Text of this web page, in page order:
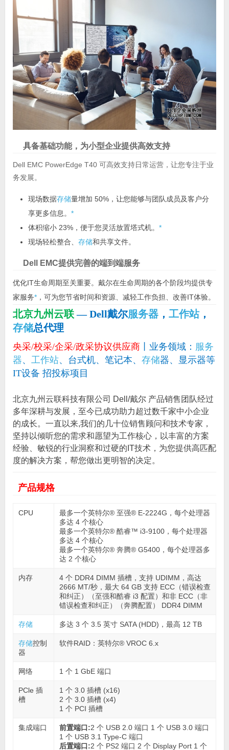
具备基础功能，为小型企业提供高效支持
Dell EMC PowerEdge T40 可高效支持日常运营，让您专注于业
务发展。
现场数据存储量增加 50%，让您能够与团队成员及客户分
享更多信息。 *
体积缩小 23%，便于您灵活放置塔式机。 *
现场轻松整合、 存储和共享文件。
Dell EMC提供完善的端到端服务
优化IT生命周期至关重要。戴尔在生命周期的各个阶段均提供专
家服务*，可为您节省时间和资源、减轻工作负担、改善IT体验。
北京九州云联— Dell戴尔服务器， 工作站，
存储总代理
央采/校采/企采/政采协议供应商丨业务领域： 服务
器、 工作站、台式机、笔记本、 存储器、显示器等
IT设备 招投标项目
北京九州云联科技有限公司 Dell/戴尔 产品销售团队经过
多年深耕与发展，至今已成功助力超过数千家中小企业
的成长。一直以来,我们的几十位销售顾问和技术专家，
坚持以倾听您的需求和愿望为工作核心，以丰富的方案
经验、敏锐的行业洞察和过硬的IT技术，为您提供高匹配
度的解决方案，帮您做出更明智的决定。
产品规格
CPU
最多一个英特尔® 至强® E-2224G，每个处理器
多达 4 个核心
最多一个英特尔® 酷睿™ i3-9100，每个处理器
多达 4 个核心
最多一个英特尔® 奔腾® G5400，每个处理器多
达 2 个核心
内存
4 个 DDR4 DIMM 插槽，支持 UDIMM，高达
2666 MT/秒，最大 64 GB 支持 ECC（错误检查
和纠正）（至强和酷睿 i3 配置）和非 ECC（非
错误检查和纠正）（奔腾配置） DDR4 DIMM
存储 多达 3 个 3.5 英寸 SATA (HDD)，最高 12 TB
存储控制
器
软件RAID：英特尔® VROC 6.x
网络 1 个 1 GbE 端口
PCle 插
槽
1 个 3.0 插槽 (x16)
2 个 3.0 插槽 (x4)
1 个 PCI 插槽
集成端口 前置端口:2 个 USB 2.0 端口 1 个 USB 3.0 端口
1 个 USB 3.1 Type-C 端口
后置端口:2 个 PS2 端口 2 个 Display Port 1 个